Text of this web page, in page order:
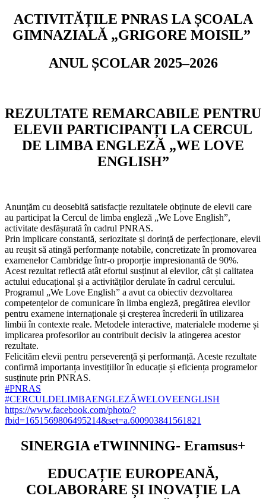
ACTIVITĂȚILE PNRAS LA ȘCOALA
GIMNAZIALĂ „GRIGORE MOISIL”
ANUL ȘCOLAR 2025–2026
REZULTATE REMARCABILE PENTRU
ELEVII PARTICIPANȚI LA CERCUL
DE LIMBA ENGLEZĂ „WE LOVE
ENGLISH”
Anunțăm cu deosebită satisfacție rezultatele obținute de elevii care
au participat la Cercul de limba engleză „We Love English”,
activitate desfășurată în cadrul PNRAS.
Prin implicare constantă, seriozitate și dorință de perfecționare, elevii
au reușit să atingă performanțe notabile, concretizate în promovarea
examenelor Cambridge într-o proporție impresionantă de 90%.
Acest rezultat reflectă atât efortul susținut al elevilor, cât și calitatea
actului educațional și a activităților derulate în cadrul cercului.
Programul „We Love English” a avut ca obiectiv dezvoltarea
competențelor de comunicare în limba engleză, pregătirea elevilor
pentru examene internaționale și creșterea încrederii în utilizarea
limbii în contexte reale. Metodele interactive, materialele moderne și
implicarea profesorilor au contribuit decisiv la atingerea acestor
rezultate.
Felicităm elevii pentru perseverență și performanță. Aceste rezultate
confirmă importanța investițiilor în educație și eficiența programelor
susținute prin PNRAS.
#PNRAS
#CERCULDELIMBAENGLEZĂWELOVEENGLISH
https://www.facebook.com/photo/?
fbid=1651569806495214&set=a.600903841561821
SINERGIA eTWINNING- Eramsus+
EDUCAȚIE EUROPEANĂ,
COLABORARE ȘI INOVAȚIE LA